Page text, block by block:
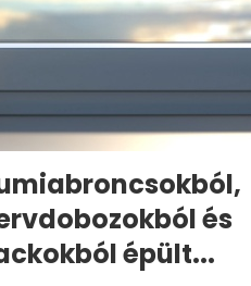
és
épült...